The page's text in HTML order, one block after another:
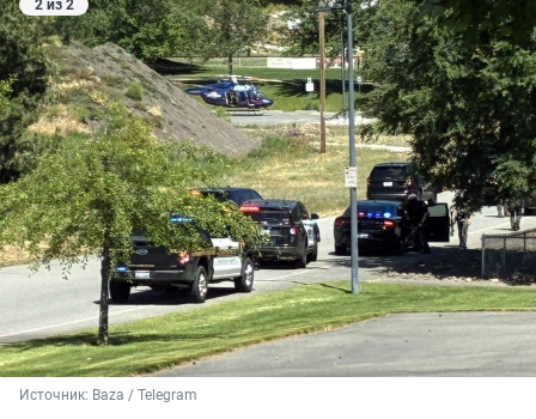
2 из 2
Источник: Baza / Telegram